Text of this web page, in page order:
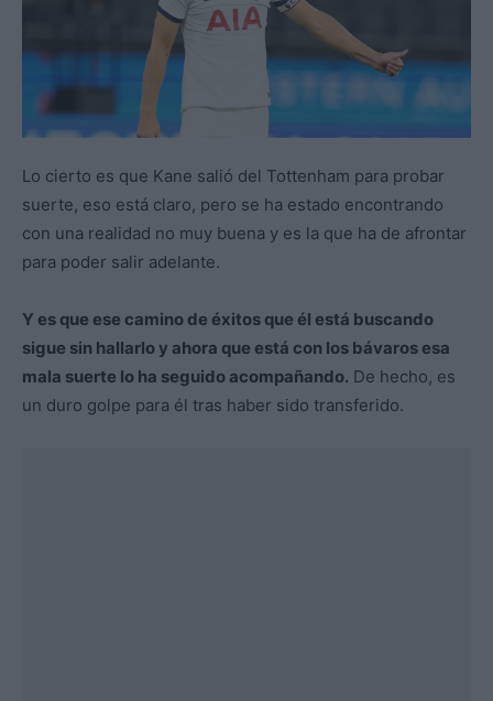
Lo cierto es que Kane salió del Tottenham para probar
suerte, eso está claro, pero se ha estado encontrando
con una realidad no muy buena y es la que ha de afrontar
para poder salir adelante.
Y es que ese camino de éxitos que él está buscando
sigue sin hallarlo y ahora que está con los bávaros esa
mala suerte lo ha seguido acompañando. De hecho, es
un duro golpe para él tras haber sido transferido.